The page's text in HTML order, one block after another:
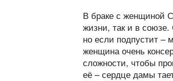
В браке с женщиной
жизни, так и в союзе.
но если подпустит –
женщина очень
сложности, чтобы
её – сердце дамы